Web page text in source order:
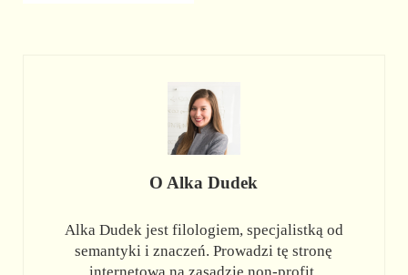
O Alka Dudek
Alka Dudek jest filologiem, specjalistką od
semantyki i znaczeń. Prowadzi tę stronę